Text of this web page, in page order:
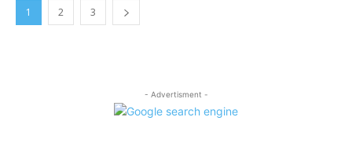
1 2 3
- Advertisment -